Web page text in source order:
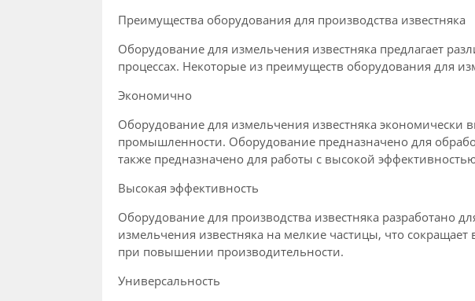
Преимущества оборудования для производства известняка
Оборудование для измельчения известняка предлагает
процессах. Некоторые из преимуществ оборудования для
Экономично
Оборудование для измельчения известняка экономически
промышленности. Оборудование предназначено для
также предназначено для работы с высокой
Высокая эффективность
Оборудование для производства известняка разработано
измельчения известняка на мелкие частицы, что
при повышении производительности.
Универсальность